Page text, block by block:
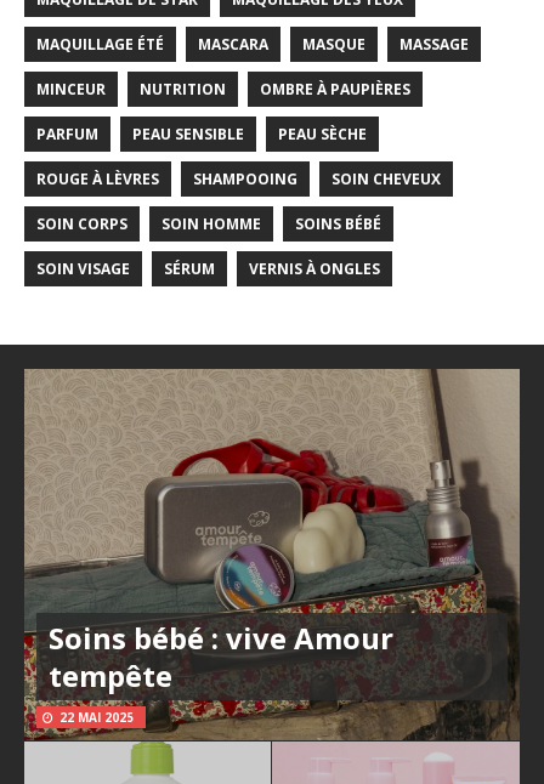
MAQUILLAGE ÉTÉ MASCARA MASQUE MASSAGE
MINCEUR NUTRITION OMBRE À PAUPIÈRES
PARFUM PEAU SENSIBLE PEAU SÈCHE
ROUGE À LÈVRES SHAMPOOING SOIN CHEVEUX
SOIN CORPS SOIN HOMME SOINS BÉBÉ
SOIN VISAGE SÉRUM VERNIS À ONGLES
Soins bébé : vive Amour
tempête
22 MAI 2025